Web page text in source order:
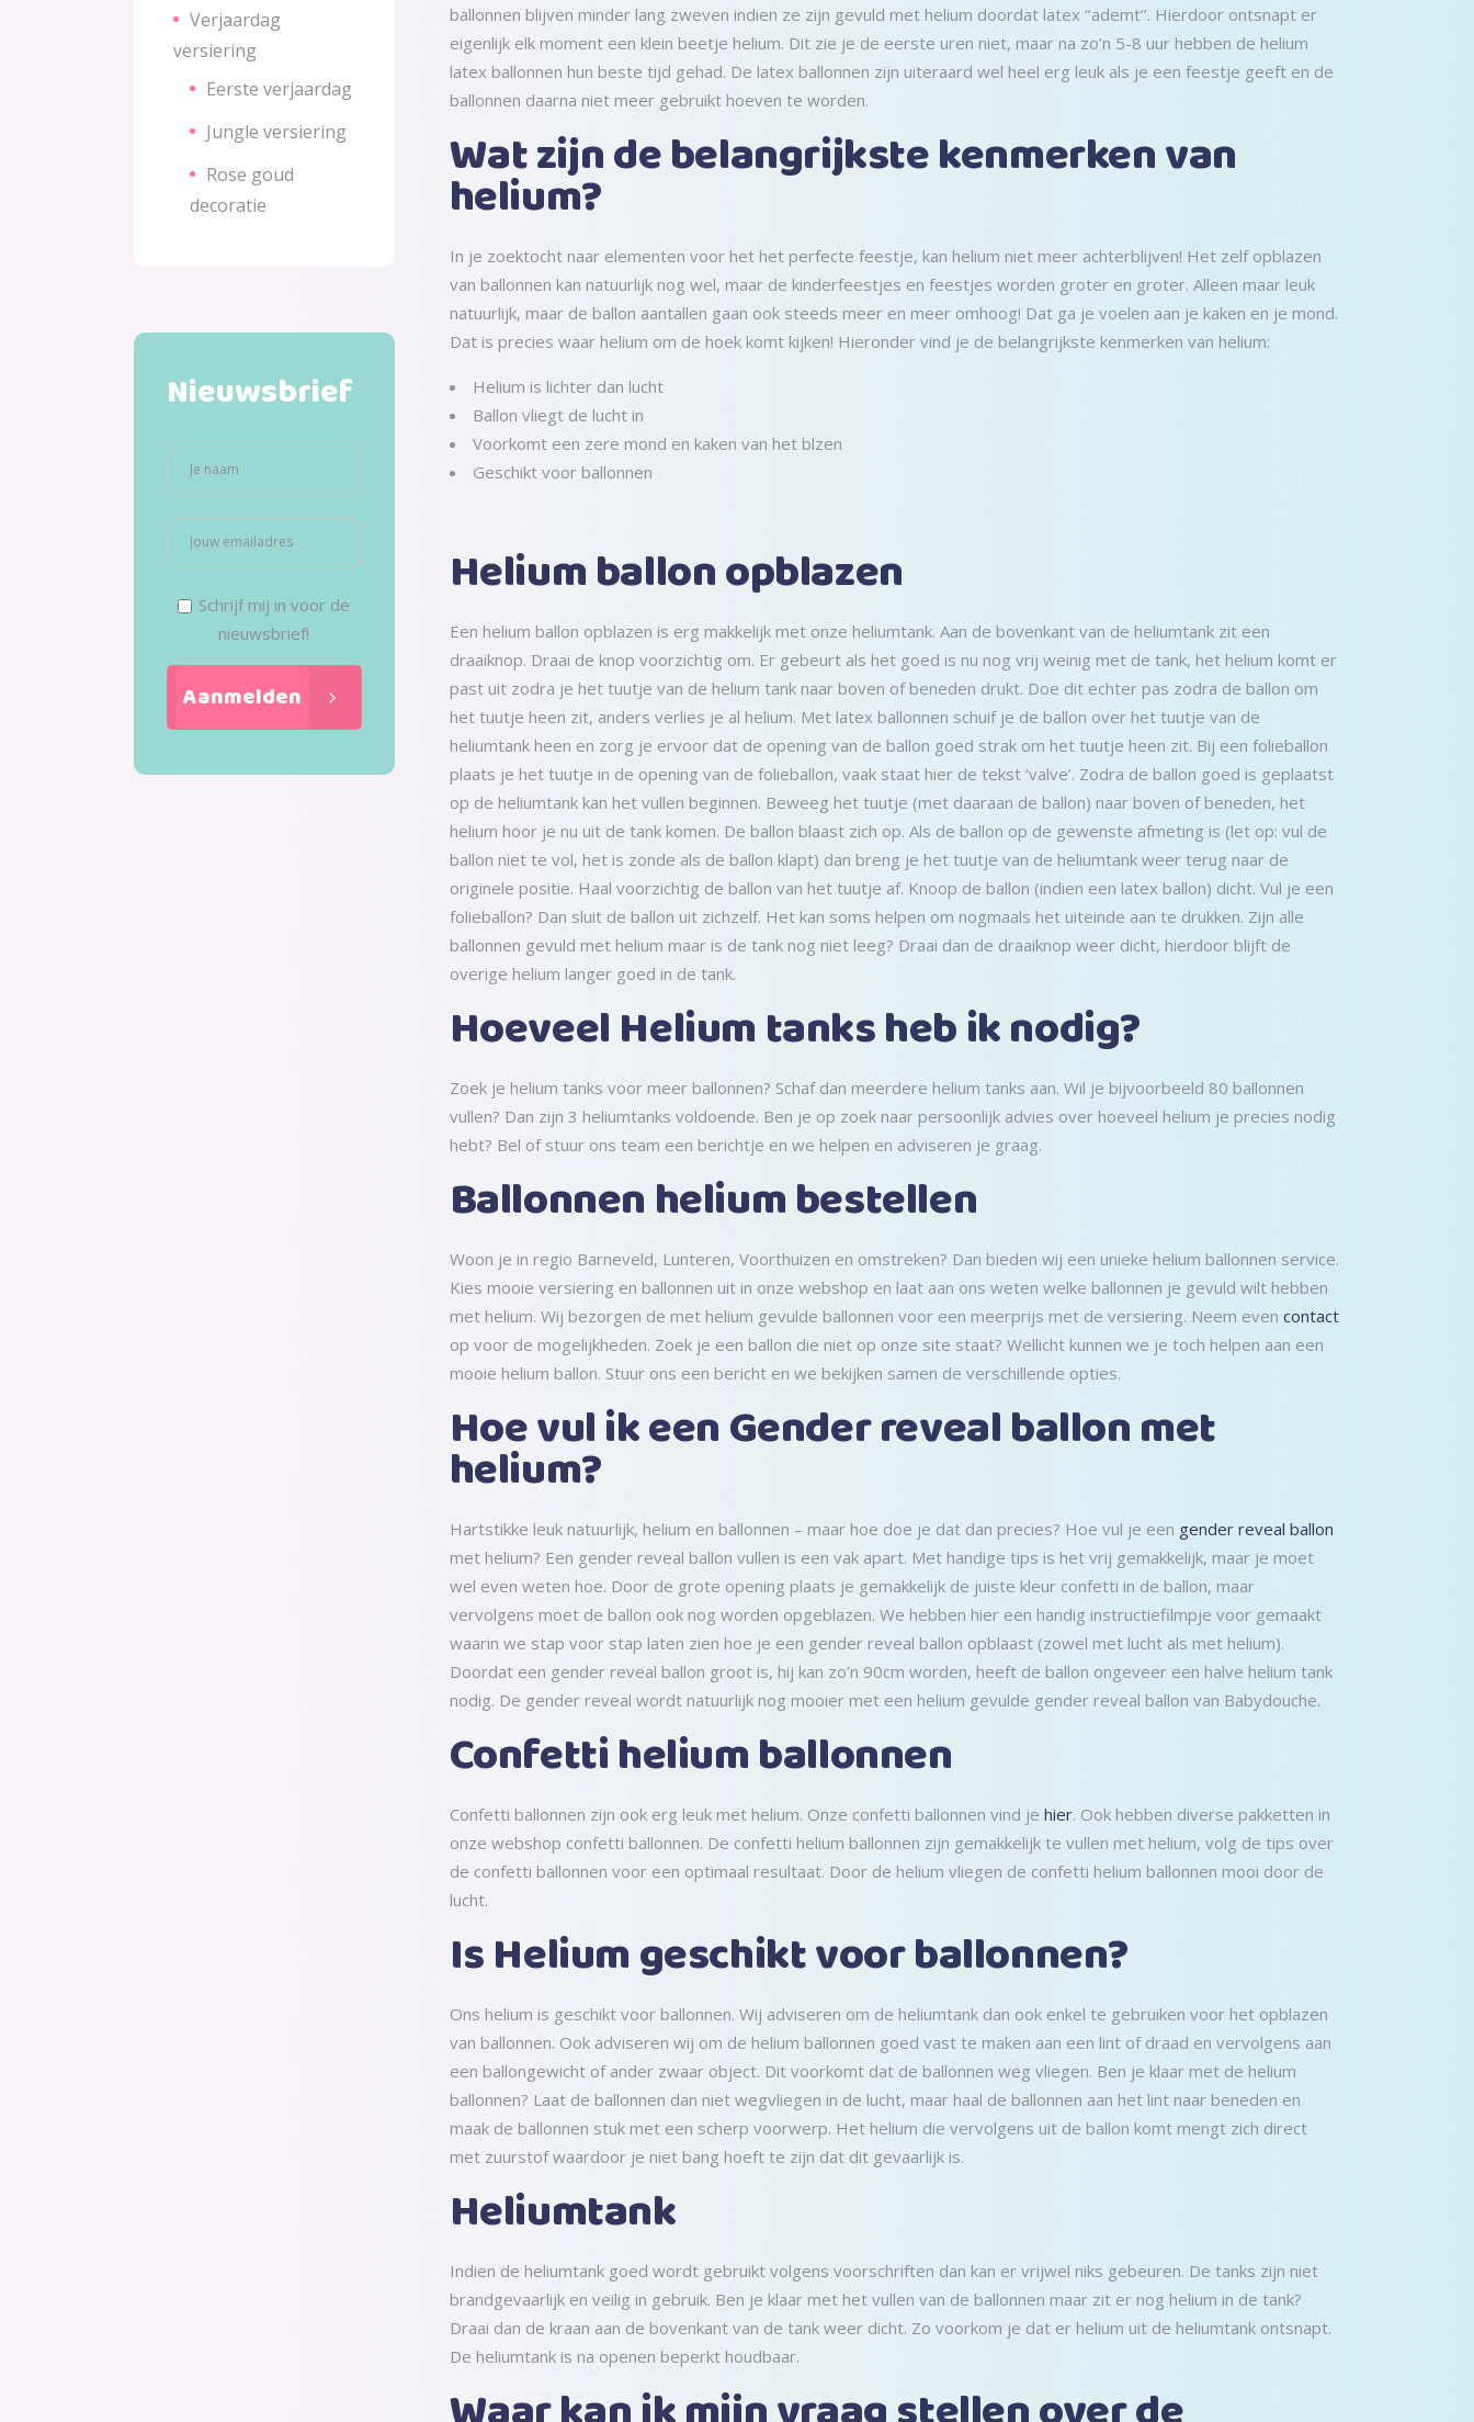
ballonnen blijven minder lang zweven indien ze zijn gevuld met helium doordat latex ‘’ademt’’. Hierdoor ontsnapt er
eigenlijk elk moment een klein beetje helium. Dit zie je de eerste uren niet, maar na zo’n 5-8 uur hebben de helium
latex ballonnen hun beste tijd gehad. De latex ballonnen zijn uiteraard wel heel erg leuk als je een feestje geeft en de
ballonnen daarna niet meer gebruikt hoeven te worden.
Wat zijn de belangrijkste kenmerken van
helium?
In je zoektocht naar elementen voor het het perfecte feestje, kan helium niet meer achterblijven! Het zelf opblazen
van ballonnen kan natuurlijk nog wel, maar de kinderfeestjes en feestjes worden groter en groter. Alleen maar leuk
natuurlijk, maar de ballon aantallen gaan ook steeds meer en meer omhoog! Dat ga je voelen aan je kaken en je mond.
Dat is precies waar helium om de hoek komt kijken! Hieronder vind je de belangrijkste kenmerken van helium:
Helium is lichter dan lucht
Ballon vliegt de lucht in
Voorkomt een zere mond en kaken van het blzen
Geschikt voor ballonnen
Helium ballon opblazen
Een helium ballon opblazen is erg makkelijk met onze heliumtank. Aan de bovenkant van de heliumtank zit een
draaiknop. Draai de knop voorzichtig om. Er gebeurt als het goed is nu nog vrij weinig met de tank, het helium komt er
past uit zodra je het tuutje van de helium tank naar boven of beneden drukt. Doe dit echter pas zodra de ballon om
het tuutje heen zit, anders verlies je al helium. Met latex ballonnen schuif je de ballon over het tuutje van de
heliumtank heen en zorg je ervoor dat de opening van de ballon goed strak om het tuutje heen zit. Bij een folieballon
plaats je het tuutje in de opening van de folieballon, vaak staat hier de tekst ‘valve’. Zodra de ballon goed is geplaatst
op de heliumtank kan het vullen beginnen. Beweeg het tuutje (met daaraan de ballon) naar boven of beneden, het
helium hoor je nu uit de tank komen. De ballon blaast zich op. Als de ballon op de gewenste afmeting is (let op: vul de
ballon niet te vol, het is zonde als de ballon klapt) dan breng je het tuutje van de heliumtank weer terug naar de
originele positie. Haal voorzichtig de ballon van het tuutje af. Knoop de ballon (indien een latex ballon) dicht. Vul je een
folieballon? Dan sluit de ballon uit zichzelf. Het kan soms helpen om nogmaals het uiteinde aan te drukken. Zijn alle
ballonnen gevuld met helium maar is de tank nog niet leeg? Draai dan de draaiknop weer dicht, hierdoor blijft de
overige helium langer goed in de tank.
Hoeveel Helium tanks heb ik nodig?
Zoek je helium tanks voor meer ballonnen? Schaf dan meerdere helium tanks aan. Wil je bijvoorbeeld 80 ballonnen
vullen? Dan zijn 3 heliumtanks voldoende. Ben je op zoek naar persoonlijk advies over hoeveel helium je precies nodig
hebt? Bel of stuur ons team een berichtje en we helpen en adviseren je graag.
Ballonnen helium bestellen
Woon je in regio Barneveld, Lunteren, Voorthuizen en omstreken? Dan bieden wij een unieke helium ballonnen service.
Kies mooie versiering en ballonnen uit in onze webshop en laat aan ons weten welke ballonnen je gevuld wilt hebben
met helium. Wij bezorgen de met helium gevulde ballonnen voor een meerprijs met de versiering. Neem even contact
op voor de mogelijkheden. Zoek je een ballon die niet op onze site staat? Wellicht kunnen we je toch helpen aan een
mooie helium ballon. Stuur ons een bericht en we bekijken samen de verschillende opties.
Hoe vul ik een Gender reveal ballon met
helium?
Hartstikke leuk natuurlijk, helium en ballonnen – maar hoe doe je dat dan precies? Hoe vul je een gender reveal ballon
met helium? Een gender reveal ballon vullen is een vak apart. Met handige tips is het vrij gemakkelijk, maar je moet
wel even weten hoe. Door de grote opening plaats je gemakkelijk de juiste kleur confetti in de ballon, maar
vervolgens moet de ballon ook nog worden opgeblazen. We hebben hier een handig instructiefilmpje voor gemaakt
waarin we stap voor stap laten zien hoe je een gender reveal ballon opblaast (zowel met lucht als met helium).
Doordat een gender reveal ballon groot is, hij kan zo’n 90cm worden, heeft de ballon ongeveer een halve helium tank
nodig. De gender reveal wordt natuurlijk nog mooier met een helium gevulde gender reveal ballon van Babydouche.
Confetti helium ballonnen
Confetti ballonnen zijn ook erg leuk met helium. Onze confetti ballonnen vind je hier. Ook hebben diverse pakketten in
onze webshop confetti ballonnen. De confetti helium ballonnen zijn gemakkelijk te vullen met helium, volg de tips over
de confetti ballonnen voor een optimaal resultaat. Door de helium vliegen de confetti helium ballonnen mooi door de
lucht.
Is Helium geschikt voor ballonnen?
Ons helium is geschikt voor ballonnen. Wij adviseren om de heliumtank dan ook enkel te gebruiken voor het opblazen
van ballonnen. Ook adviseren wij om de helium ballonnen goed vast te maken aan een lint of draad en vervolgens aan
een ballongewicht of ander zwaar object. Dit voorkomt dat de ballonnen weg vliegen. Ben je klaar met de helium
ballonnen? Laat de ballonnen dan niet wegvliegen in de lucht, maar haal de ballonnen aan het lint naar beneden en
maak de ballonnen stuk met een scherp voorwerp. Het helium die vervolgens uit de ballon komt mengt zich direct
met zuurstof waardoor je niet bang hoeft te zijn dat dit gevaarlijk is.
Heliumtank
Indien de heliumtank goed wordt gebruikt volgens voorschriften dan kan er vrijwel niks gebeuren. De tanks zijn niet
brandgevaarlijk en veilig in gebruik. Ben je klaar met het vullen van de ballonnen maar zit er nog helium in de tank?
Draai dan de kraan aan de bovenkant van de tank weer dicht. Zo voorkom je dat er helium uit de heliumtank ontsnapt.
De heliumtank is na openen beperkt houdbaar.
Verjaardag
versiering
Eerste verjaardag
Jungle versiering
Rose goud
decoratie
Nieuwsbrief
Schrijf mij in voor de
nieuwsbrief!